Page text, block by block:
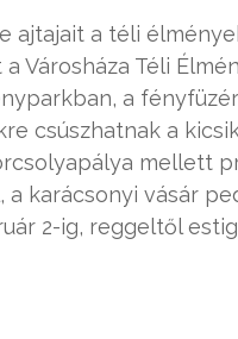
ajtajait a téli
Városháza Téli
a
csúszhatnak a
mellett
karácsonyi vásár
2-ig, reggeltől